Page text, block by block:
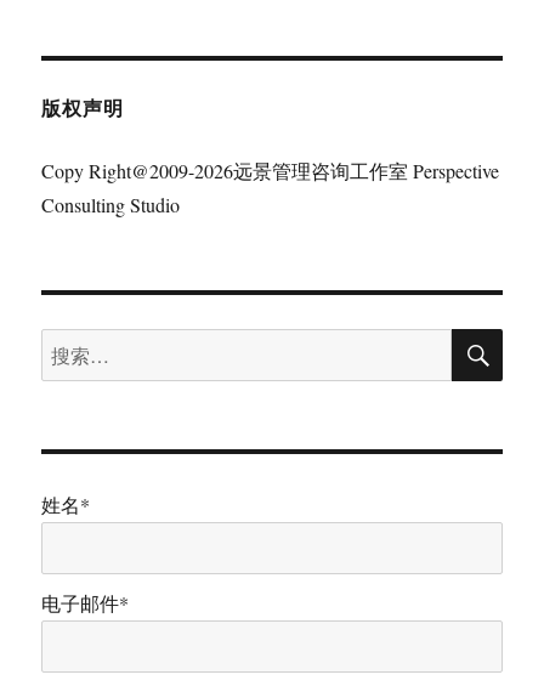
版权声明
Copy Right@2009-2026远景管理咨询工作室 Perspective
Consulting Studio
搜
索：
搜
姓名*
电子邮件*